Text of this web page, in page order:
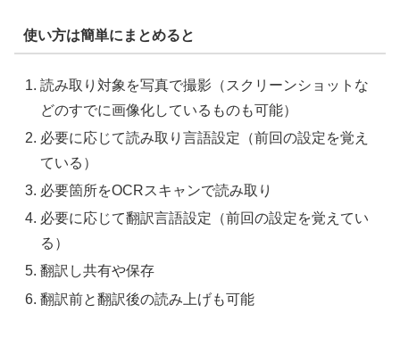
使い方は簡単にまとめると
読み取り対象を写真で撮影（スクリーンショットな
どのすでに画像化しているものも可能）
必要に応じて読み取り言語設定（前回の設定を覚え
ている）
必要箇所をOCRスキャンで読み取り
必要に応じて翻訳言語設定（前回の設定を覚えてい
る）
翻訳し共有や保存
翻訳前と翻訳後の読み上げも可能